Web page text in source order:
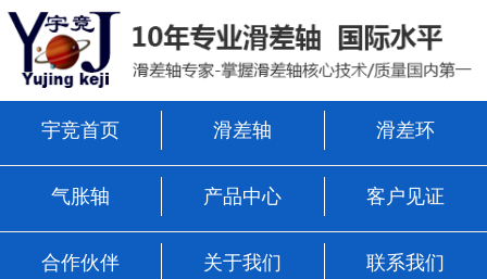
宇竞首页 滑差轴 滑差环
气胀轴 产品中心 客户见证
合作伙伴 关于我们 联系我们